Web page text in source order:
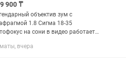
900 ₸
объектив зум с
1.8 Сигма 18-35
на сони в видео работает
- 240к
вчера